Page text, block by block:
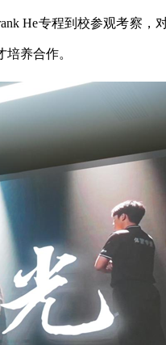
He专程到校参观考察
养合作。